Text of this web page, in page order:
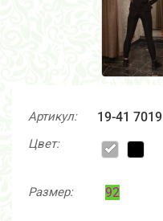
Артикул: 19-41 7019
Цвет:
Размер: 92